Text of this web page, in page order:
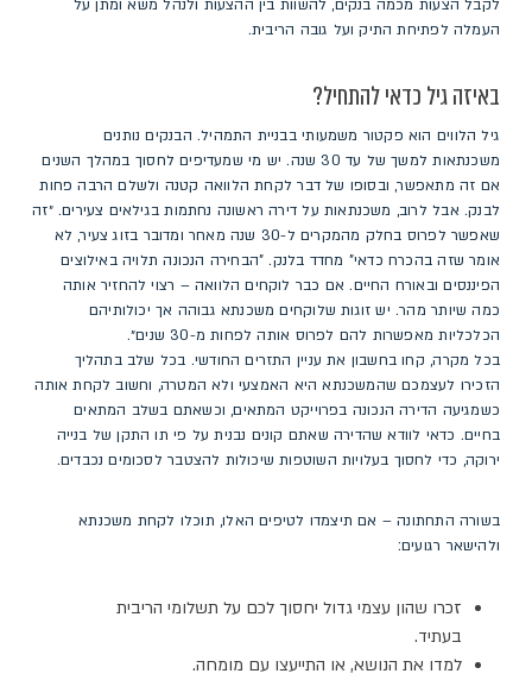
לקבל הצעות מכמה בנקים, להשוות בין ההצעות ולנהל משא ומתן על
העמלה לפתיחת התיק ועל גובה הריבית.
באיזה גיל כדאי להתחיל?
גיל הלווים הוא פקטור משמעותי בבניית התמהיל. הבנקים נותנים
משכנתאות למשך של עד 30 שנה. יש מי שמעדיפים לחסוך במהלך השנים
אם זה מתאפשר, ובסופו של דבר לקחת הלוואה קטנה ולשלם הרבה פחות
לבנק. אבל לרוב, משכנתאות ​על דירה ראשונה נחתמות בגילאים צעירים. ״זה
שאפשר לפרוס בחלק מהמקרים ל-30 שנה מאחר ומדובר בזוג צעיר, לא
אומר שזה בהכרח כדאי" מחדד בלנק. "הבחירה הנכונה תלויה באילוצים
הפיננסים ובאורח החיים. אם כבר לוקחים הלוואה – רצוי להחזיר אותה
כמה שיותר מהר. יש זוגות שלוקחים משכנתא גבוהה אך יכולותיהם
הכלכליות מאפשרות להם לפרוס אותה לפחות מ-30 שנים״.
בכל מקרה, קחו בחשבון את עניין התזרים החודשי. בכל שלב בתהליך
הזכירו לעצמכם שהמשכנתא היא האמצעי ולא המטרה, וחשוב לקחת אותה
כשמגיעה הדירה הנכונה בפרוייקט המתאים, וכשאתם בשלב המתאים
בחיים. כדאי לוודא שהדירה שאתם קונים נבנית על פי תו התקן של בנייה
ירוקה, כדי לחסוך בעלויות השוטפות שיכולות להצטבר לסכומים נכבדים.
בשורה התחתונה – אם תיצמדו לטיפים האלו, תוכלו לקחת משכנתא
ולהישאר רגועים:
זכרו שהון עצמי גדול יחסוך לכם על תשלומי הריבית
בעתיד.
למדו את הנושא, או התייעצו עם מומחה.